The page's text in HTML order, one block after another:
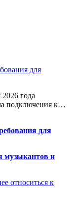
для
года
подключения к…
для
музыкантов и
относиться к